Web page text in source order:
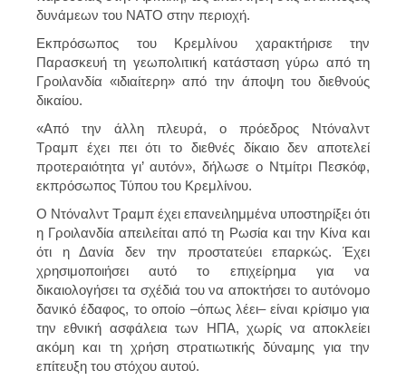
δυνάμεων του ΝΑΤΟ στην περιοχή.
Εκπρόσωπος του Κρεμλίνου χαρακτήρισε την
Παρασκευή τη γεωπολιτική κατάσταση γύρω από τη
Γροιλανδία «ιδιαίτερη» από την άποψη του διεθνούς
δικαίου.
«Από την άλλη πλευρά, ο πρόεδρος Ντόναλντ
Τραμπ έχει πει ότι το διεθνές δίκαιο δεν αποτελεί
προτεραιότητα γι’ αυτόν», δήλωσε ο Ντμίτρι Πεσκόφ,
εκπρόσωπος Τύπου του Κρεμλίνου.
Ο Ντόναλντ Τραμπ έχει επανειλημμένα υποστηρίξει ότι
η Γροιλανδία απειλείται από τη Ρωσία και την Κίνα και
ότι η Δανία δεν την προστατεύει επαρκώς. Έχει
χρησιμοποιήσει αυτό το επιχείρημα για να
δικαιολογήσει τα σχέδιά του να αποκτήσει το αυτόνομο
δανικό έδαφος, το οποίο –όπως λέει– είναι κρίσιμο για
την εθνική ασφάλεια των ΗΠΑ, χωρίς να αποκλείει
ακόμη και τη χρήση στρατιωτικής δύναμης για την
επίτευξη του στόχου αυτού.